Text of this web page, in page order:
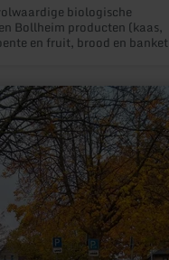
biologische
Bollheim producten (kaas,
en fruit, brood en